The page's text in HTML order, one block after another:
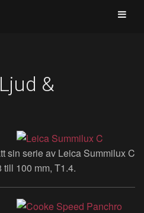
&
sin serie av Leica Summilux C
100 mm, T1.4.